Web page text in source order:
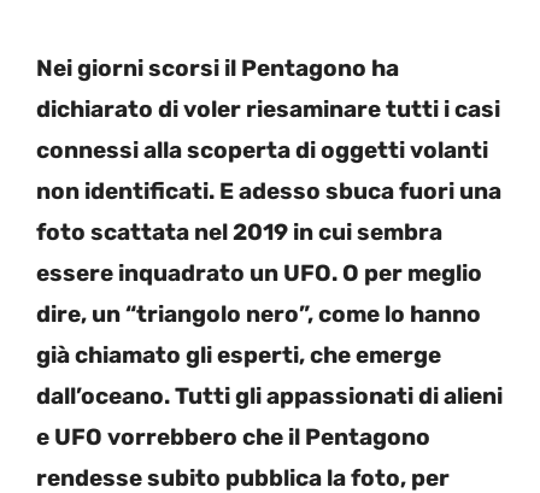
Nei giorni scorsi il Pentagono ha
dichiarato di voler riesaminare tutti i casi
connessi alla scoperta di oggetti volanti
non identificati. E adesso sbuca fuori una
foto scattata nel 2019 in cui sembra
essere inquadrato un UFO. O per meglio
dire, un “triangolo nero”, come lo hanno
già chiamato gli esperti, che emerge
dall’oceano. Tutti gli appassionati di alieni
e UFO vorrebbero che il Pentagono
rendesse subito pubblica la foto, per